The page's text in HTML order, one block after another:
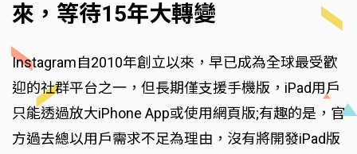
來，等待15年大轉變
Instagram自2010年創立以來，早已成為全球最受歡
迎的社群平台之一，但長期僅支援手機版，iPad用戶
只能透過放大iPhone App或使用網頁版;有趣的是，官
方過去總以用戶需求不足為理由，沒有將開發iPad版